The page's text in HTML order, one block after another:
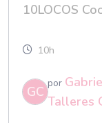
10LOCOS
10h
GC
por
Talleres